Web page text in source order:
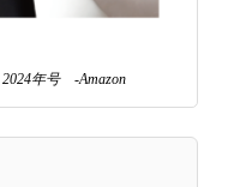
年号 -Amazon